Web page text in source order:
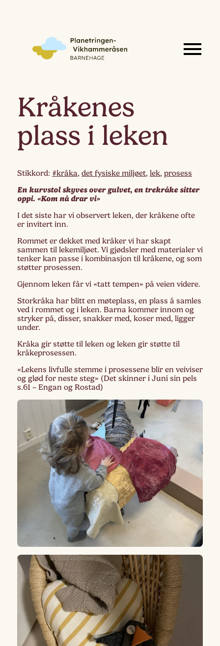
Kråkenes
plass i leken
Stikkord: #kråka, det fysiske miljøet, lek, prosess
En kurvstol skyves over gulvet, en trekråke sitter
oppi. «Kom nå drar vi»
I det siste har vi observert leken, der kråkene ofte
er invitert inn.
Rommet er dekket med kråker vi har skapt
sammen til lekemiljøet. Vi gjødsler med materialer vi
tenker kan passe i kombinasjon til kråkene, og som
støtter prosessen.
Gjennom leken får vi «tatt tempen» på veien videre.
Storkråka har blitt en møteplass, en plass å samles
ved i rommet og i leken. Barna kommer innom og
stryker på, disser, snakker med, koser med, ligger
under.
Kråka gir støtte til leken og leken gir støtte til
kråkeprosessen.
«Lekens livfulle stemme i prosessene blir en veiviser
og glød for neste steg» (Det skinner i Juni sin pels
s.61 – Engan og Rostad)